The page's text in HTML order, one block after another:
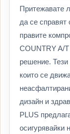
Притежавате
да се справят
правите
COUNTRY A/
решение. Тези
които се
дизайн и
PLUS
осигурявайки